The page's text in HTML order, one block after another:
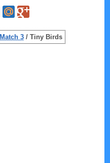
Match 3/ Tiny Birds